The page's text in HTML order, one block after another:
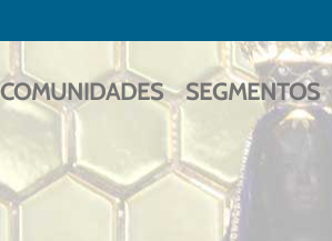
COMUNIDADES SEGMENTOS